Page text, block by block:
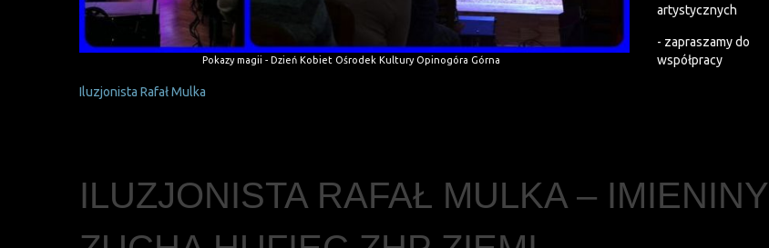
Pokazy magii - Dzień Kobiet Ośrodek Kultury Opinogóra Górna
artystycznych
- zapraszamy do
współpracy
Iluzjonista Rafał Mulka
ILUZJONISTA RAFAŁ MULKA – IMIENINY